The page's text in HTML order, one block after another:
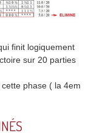
finit logiquement
sur 20 parties
phase ( la 4em